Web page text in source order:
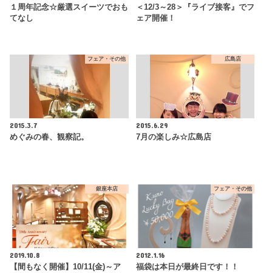
１周年記念☆厳選スイーツでおも
てなし
＜12/3～28＞『ライブ接客』でフ
ェア開催！
フェア・その他
2015.3.7
めぐみの春、観察記。
広島店
2015.6.29
7月の楽しみ☆広島店
銀座本店
2019.10.8
【間もなく開催】10/11(金)～ア
フェア・その他
2012.1.16
福袋は本日が最終日です！！